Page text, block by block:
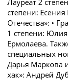
Лауреат 2
степени:
Отечества»: •
1 степени: Юлия
Ермолаева.
специальных
Дарья Маркова
хак»: Андрей